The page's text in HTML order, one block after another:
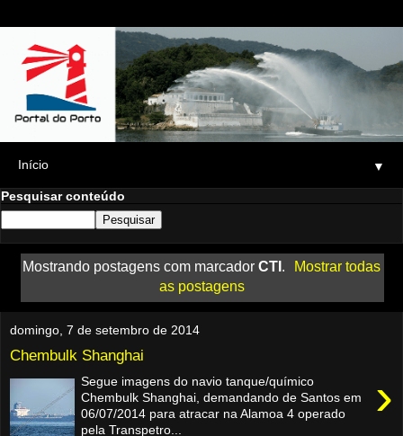
▼
Pesquisar conteúdo
Mostrando postagens com marcador CTI .
Mostrar todas
as postagens
domingo, 7 de setembro de 2014
Chembulk Shanghai
›
Segue imagens do navio tanque/químico
Chembulk Shanghai, demandando de Santos em
06/07/2014 para atracar na Alamoa 4 operado
pela Transpetro...